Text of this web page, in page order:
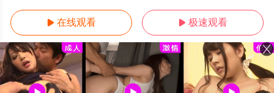
 在线观看  极速观看